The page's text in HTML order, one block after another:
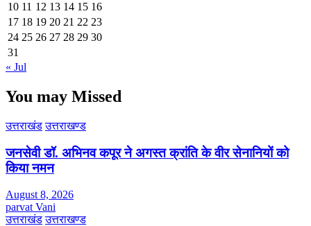
10 11 12 13 14 15 16
17 18 19 20 21 22 23
24 25 26 27 28 29 30
31
« Jul
You may Missed
उत्तराखंड उत्तराखण्ड
जनसेवी डॉ. अभिनव कपूर ने अगस्त क्रांति के वीर सेनानियों को
किया नमन
August 8, 2026
parvat Vani
उत्तराखंड उत्तराखण्ड